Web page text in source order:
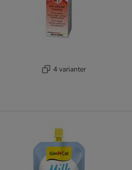
4 varianter